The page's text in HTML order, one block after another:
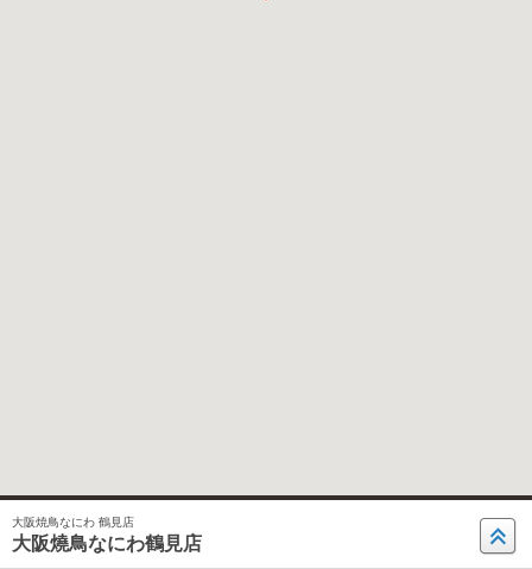
大阪焼鳥なにわ 鶴見店
大阪燒鳥なにわ鶴見店